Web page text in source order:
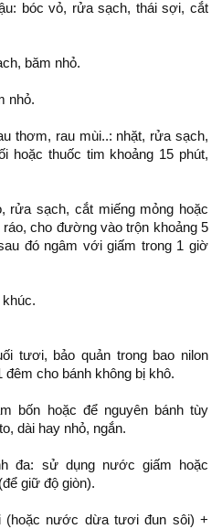
bóc vỏ, rửa sạch, thái sợi, cắt
băm nhỏ.
nhỏ.
thơm, rau mùi..: nhặt, rửa sạch,
hoặc thuốc tim khoảng 15 phút,
rửa sạch, cắt miếng mỏng hoặc
cho đường vào trộn khoảng 5
đó ngâm với giấm trong 1 giờ
tươi, bảo quản trong bao nilon
đêm cho bánh không bị khô.
bốn hoặc để nguyên bánh tùy
dài hay nhỏ, ngắn.
đa: sử dụng nước giấm hoặc
giữ độ giòn).
(hoặc nước dừa tươi đun sôi) +